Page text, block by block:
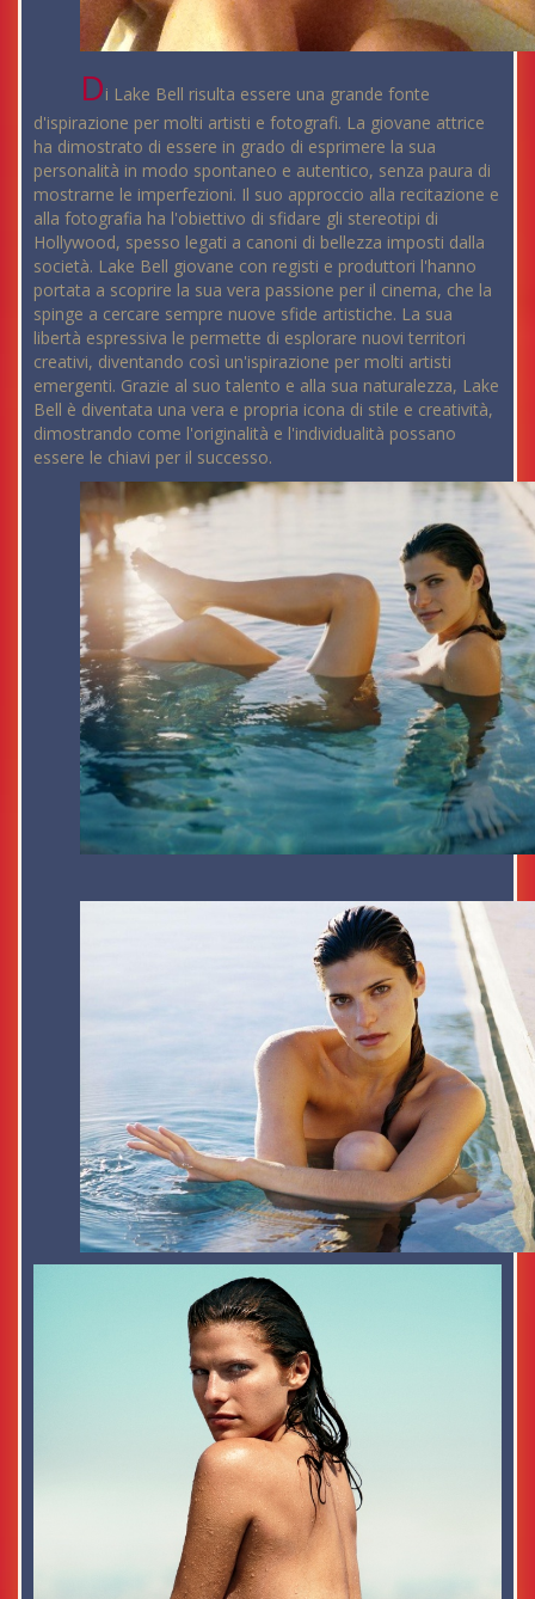
Di Lake Bell risulta essere una grande fonte
d'ispirazione per molti artisti e fotografi. La giovane attrice
ha dimostrato di essere in grado di esprimere la sua
personalità in modo spontaneo e autentico, senza paura di
mostrarne le imperfezioni. Il suo approccio alla recitazione e
alla fotografia ha l'obiettivo di sfidare gli stereotipi di
Hollywood, spesso legati a canoni di bellezza imposti dalla
società. Lake Bell giovane con registi e produttori l'hanno
portata a scoprire la sua vera passione per il cinema, che la
spinge a cercare sempre nuove sfide artistiche. La sua
libertà espressiva le permette di esplorare nuovi territori
creativi, diventando così un'ispirazione per molti artisti
emergenti. Grazie al suo talento e alla sua naturalezza, Lake
Bell è diventata una vera e propria icona di stile e creatività,
dimostrando come l'originalità e l'individualità possano
essere le chiavi per il successo.